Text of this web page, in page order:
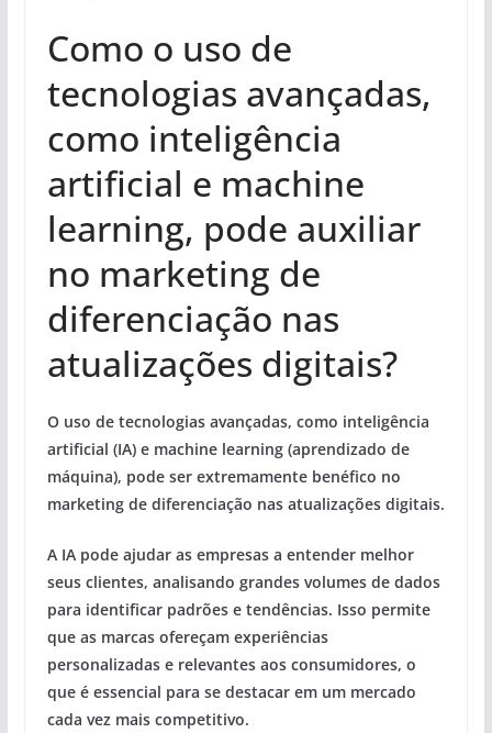
Como o uso de
tecnologias avançadas,
como inteligência
artificial e machine
learning, pode auxiliar
no marketing de
diferenciação nas
atualizações digitais?
O uso de tecnologias avançadas, como inteligência
artificial (IA) e machine learning (aprendizado de
máquina), pode ser extremamente benéfico no
marketing de diferenciação nas atualizações digitais.
A IA pode ajudar as empresas a entender melhor
seus clientes, analisando grandes volumes de dados
para identificar padrões e tendências. Isso permite
que as marcas ofereçam experiências
personalizadas e relevantes aos consumidores, o
que é essencial para se destacar em um mercado
cada vez mais competitivo.